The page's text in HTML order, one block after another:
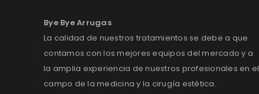
Bye Bye Arrugas
La calidad de nuestros tratamientos se debe a que
contamos con los mejores equipos del mercado y a
la amplia experiencia de nuestros profesionales en el
campo de la medicina y la cirugía estética.